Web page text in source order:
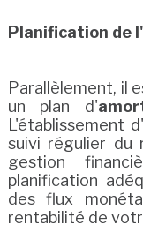
Planification de
Parallèlement, il
un plan d'
L'établissement
suivi régulier du
gestion
planification
des flux
rentabilité de